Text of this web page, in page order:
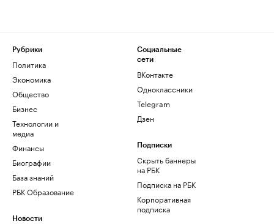
Рубрики
Политика
Экономика
Общество
Бизнес
Технологии и
медиа
Финансы
Биографии
База знаний
РБК Образование
Новости
Социальные
сети
ВКонтакте
Одноклассники
Telegram
Дзен
Подписки
Скрыть баннеры
на РБК
Подписка на РБК
Корпоративная
подписка